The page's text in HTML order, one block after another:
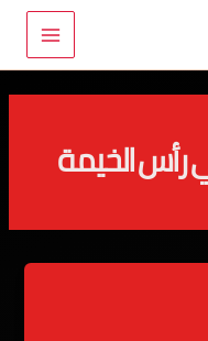
Main
Menu
رأس الخيمة